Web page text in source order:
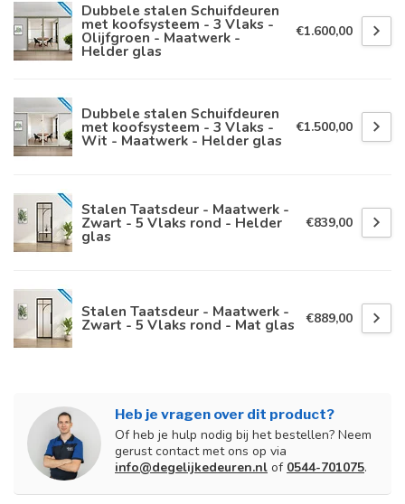
Dubbele stalen Schuifdeuren
met koofsysteem - 3 Vlaks -
Olijfgroen - Maatwerk -
Helder glas
€1.600,00
Dubbele stalen Schuifdeuren
met koofsysteem - 3 Vlaks -
Wit - Maatwerk - Helder glas
€1.500,00
Stalen Taatsdeur - Maatwerk -
Zwart - 5 Vlaks rond - Helder
glas
€839,00
Stalen Taatsdeur - Maatwerk -
Zwart - 5 Vlaks rond - Mat glas €889,00
Heb je vragen over dit product?
Of heb je hulp nodig bij het bestellen? Neem
gerust contact met ons op via
info@degelijkedeuren.nl of 0544-701075.